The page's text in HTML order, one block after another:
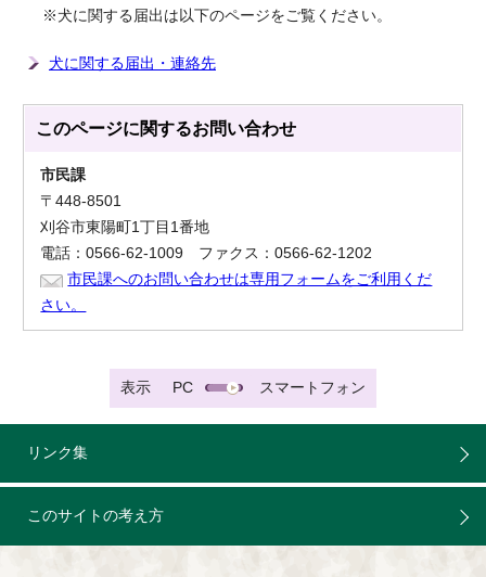
※犬に関する届出は以下のページをご覧ください。
犬に関する届出・連絡先
このページに関するお問い合わせ
市民課
〒448-8501
刈谷市東陽町1丁目1番地
電話：0566-62-1009 ファクス：0566-62-1202
市民課へのお問い合わせは専用フォームをご利用くだ
さい。
表示 PC スマートフォン
リンク集
このサイトの考え方